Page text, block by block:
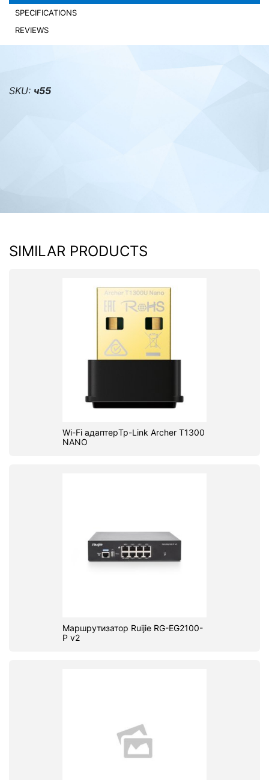
SPECIFICATIONS
REVIEWS
SKU: ч55
SIMILAR PRODUCTS
Wi-Fi адаптерTp-Link Archer T1300
NANO
Маршрутизатор Ruijie RG-EG2100-
P v2